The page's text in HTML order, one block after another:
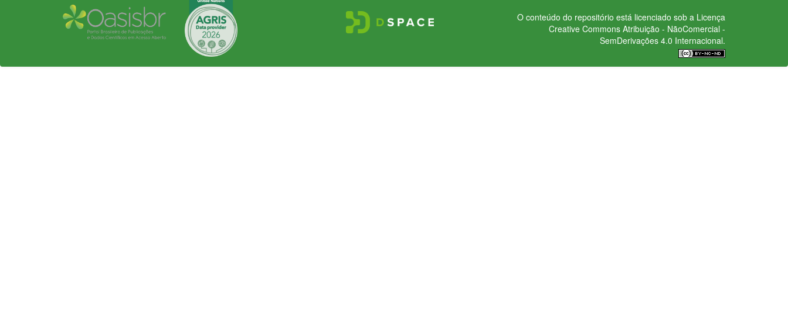
O conteúdo do repositório está licenciado sob a Licença
Creative CommonsAtribuição - NãoComercial -
SemDerivações 4.0 Internacional.